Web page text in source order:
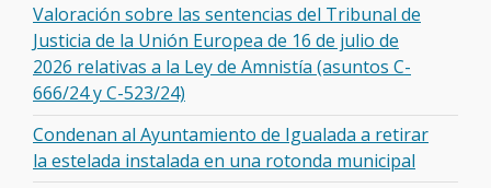
Valoración sobre las sentencias del Tribunal de
Justicia de la Unión Europea de 16 de julio de
2026 relativas a la Ley de Amnistía (asuntos C-
666/24 y C-523/24)
Condenan al Ayuntamiento de Igualada a retirar
la estelada instalada en una rotonda municipal